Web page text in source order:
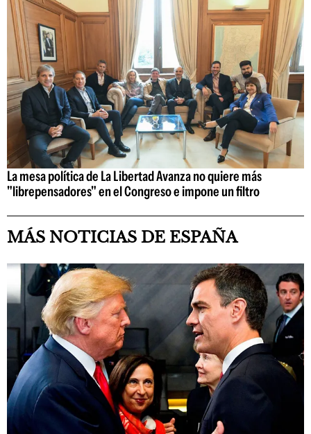
La mesa política de La Libertad Avanza no quiere más
"librepensadores" en el Congreso e impone un filtro
MÁS NOTICIAS DE ESPAÑA